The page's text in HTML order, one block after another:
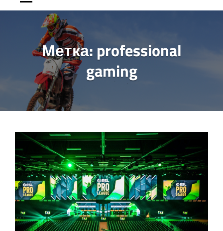
Метка: professional
gaming